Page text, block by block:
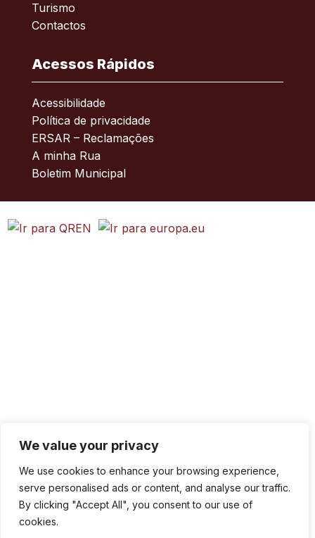
We value your privacy
We use cookies to enhance your browsing experience,
serve personalised ads or content, and analyse our traffic.
By clicking "Accept All", you consent to our use of
cookies.
Turismo
Contactos
Acessos Rápidos
Acessibilidade
Política de privacidade
ERSAR – Reclamações
A minha Rua
Boletim Municipal